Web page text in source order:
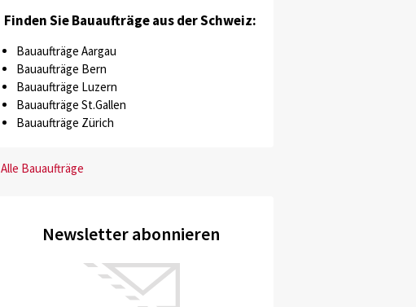
Finden Sie Bauaufträge aus der Schweiz:
Bauaufträge Aargau
Bauaufträge Bern
Bauaufträge Luzern
Bauaufträge St.Gallen
Bauaufträge Zürich
Alle Bauaufträge
Newsletter abonnieren